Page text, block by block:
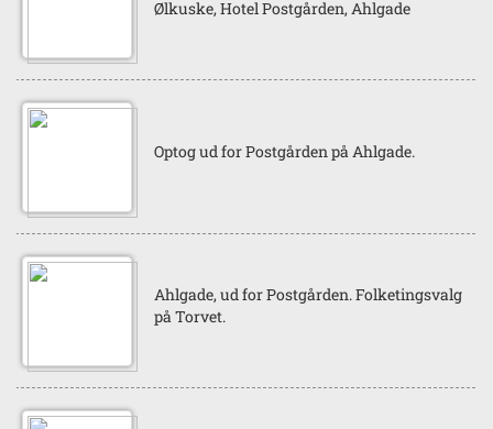
Ølkuske, Hotel Postgården, Ahlgade
Optog ud for Postgården på Ahlgade.
Ahlgade, ud for Postgården. Folketingsvalg
på Torvet.